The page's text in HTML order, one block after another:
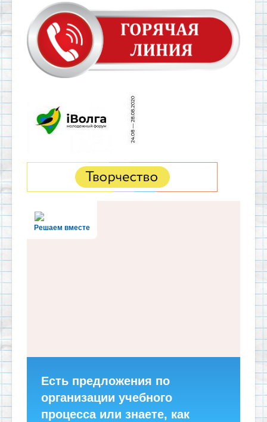
Решаем вместе
Есть предложения по
организации учебного
процесса или знаете, как